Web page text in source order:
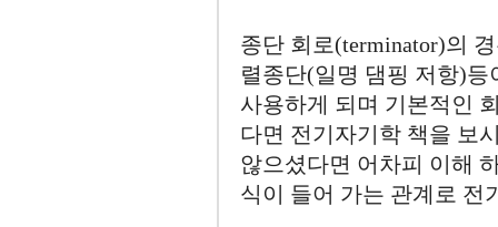
종단 회로(terminator)의
렬종단(일명 댐핑 저항)
사용하게 되며 기본적인
다면 전기자기학 책을 보
않으셨다면 어차피 이해
식이 들어 가는 관계로 전